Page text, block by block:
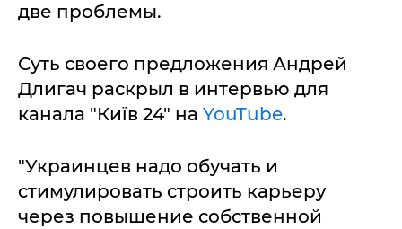
две проблемы.
Суть своего предложения Андрей
Длигач раскрыл в интервью для
канала "Київ 24" на YouTube.
"Украинцев надо обучать и
стимулировать строить карьеру
через повышение собственной